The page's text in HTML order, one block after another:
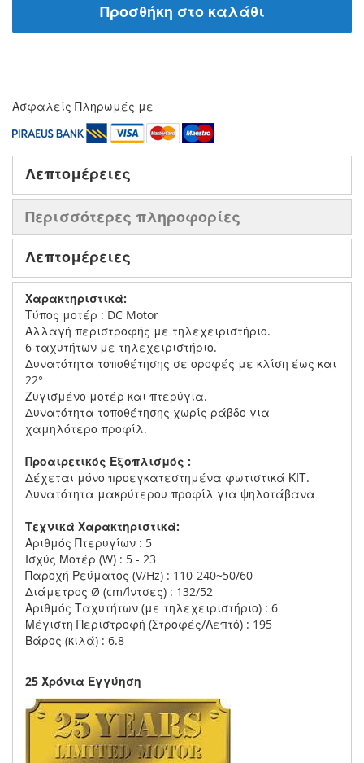
Προσθήκη στο καλάθι
Ασφαλείς Πληρωμές με
Λεπτομέρειες
Περισσότερες πληροφορίες
Λεπτομέρειες
Χαρακτηριστικά:
Τύπος μοτέρ : DC Motor
Αλλαγή περιστροφής με τηλεχειριστήριο.
6 ταχυτήτων με τηλεχειριστήριο.
Δυνατότητα τοποθέτησης σε οροφές με κλίση έως και
22°
Ζυγισμένο μοτέρ και πτερύγια.
Δυνατότητα τοποθέτησης χωρίς ράβδο για
χαμηλότερο προφίλ.
Προαιρετικός Εξοπλισμός :
Δέχεται μόνο προεγκατεστημένα φωτιστικά ΚΙΤ.
Δυνατότητα μακρύτερου προφίλ για ψηλοτάβανα
Τεχνικά Χαρακτηριστικά:
Αριθμός Πτερυγίων : 5
Ισχύς Μοτέρ (W) : 5 - 23
Παροχή Ρεύματος (V/Hz) : 110-240~50/60
Διάμετρος Ø (cm/Ίντσες) : 132/52
Αριθμός Ταχυτήτων (με τηλεχειριστήριο) : 6
Μέγιστη Περιστροφή (Στροφές/Λεπτό) : 195
Βάρος (κιλά) : 6.8
25 Χρόνια Εγγύηση